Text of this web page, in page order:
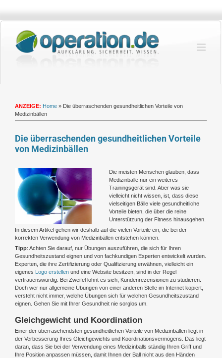
springen
ANZEIGE: Home » Die überraschenden gesundheitlichen Vorteile von
Medizinbällen
Die überraschenden gesundheitlichen Vorteile
von Medizinbällen
Zeige
grösseres
Bild
Die meisten Menschen glauben, dass
Medizinbälle nur ein weiteres
Trainingsgerät sind. Aber was sie
vielleicht nicht wissen, ist, dass diese
vielseitigen Bälle viele gesundheitliche
Vorteile bieten, die über die reine
Unterstützung der Fitness hinausgehen.
In diesem Artikel gehen wir deshalb auf die vielen Vorteile ein, die bei der
korrekten Verwendung von Medizinbällen entstehen können.
Tipp: Achten Sie darauf, nur Übungen auszuführen, die sich für Ihren
Gesundheitszustand eignen und von fachkundigen Experten entwickelt wurden.
Experten, die ihre Zertifizierung oder Qualifizierung erwähnen, vielleicht ein
eigenes Logo erstellen und eine Website besitzen, sind in der Regel
vertrauenswürdig. Bei Zweifel lohnt es sich, Kundenrezensionen zu studieren.
Doch wer nur allgemeine Übungen von einer anderen Stelle im Internet kopiert,
versteht nicht immer, welche Übungen sich für welchen Gesundheitszustand
eignen. Gehen Sie mit Ihrer Gesundheit nie sorglos um.
Gleichgewicht und Koordination
Einer der überraschendsten gesundheitlichen Vorteile von Medizinbällen liegt in
der Verbesserung Ihres Gleichgewichts und Koordinationsvermögens. Das liegt
daran, dass Sie bei der Verwendung eines Medizinballs ständig Ihren Griff und
Ihre Position anpassen müssen, damit Ihnen der Ball nicht aus den Händen